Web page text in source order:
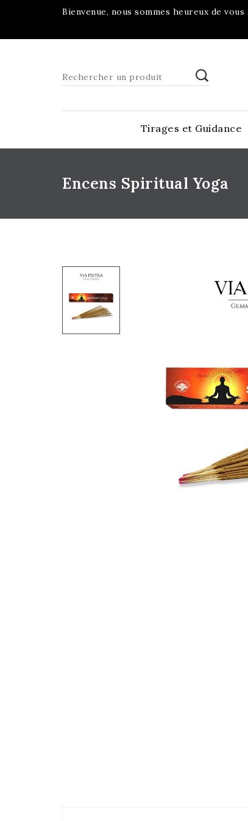
Bienvenue, nous sommes heureux de
Tirages et Guidance
Encens Spiritual Yoga